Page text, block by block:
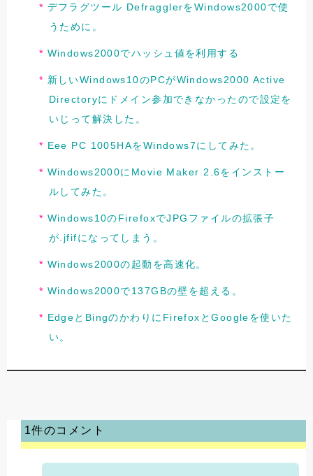
デフラグツール DefragglerをWindows2000で使
うために。
Windows2000でハッシュ値を利用する
新しいWindows10のPCがWindows2000 Active
Directoryにドメイン参加できなかったので設定を
いじって解決した。
Eee PC 1005HAをWindows7にしてみた。
Windows2000にMovie Maker 2.6をインストー
ルしてみた。
Windows10のFirefoxでJPGファイルの拡張子
が.jfifになってしまう。
Windows2000の起動を高速化。
Windows2000で137GBの壁を超える。
EdgeとBingのかわりにFirefoxとGoogleを使いた
い。
1件のコメント